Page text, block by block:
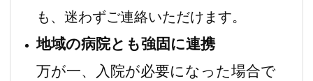
も、迷わずご連絡いただけます。
地域の病院とも強固に連携
万が一、入院が必要になった場合で